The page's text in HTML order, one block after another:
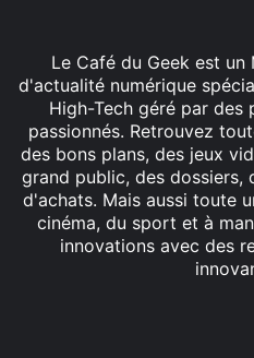
Le Café du Geek est
d'actualité numérique
High-Tech géré par des
passionnés. Retrouvez
des bons plans, des jeux
grand public, des dossiers,
d'achats. Mais aussi toute
cinéma, du sport et à
innovations avec des